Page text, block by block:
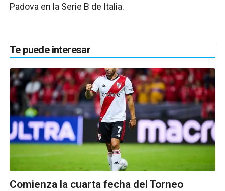
Padova en la Serie B de Italia.
Te puede interesar
Comienza la cuarta fecha del Torneo